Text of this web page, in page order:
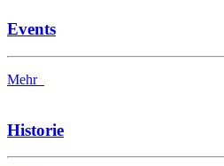
Events
Mehr
Historie